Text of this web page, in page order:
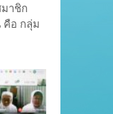
าชิก
คือ กลุ่ม